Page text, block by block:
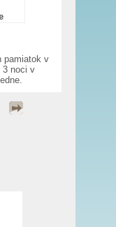
pamiatok v
3 noci v